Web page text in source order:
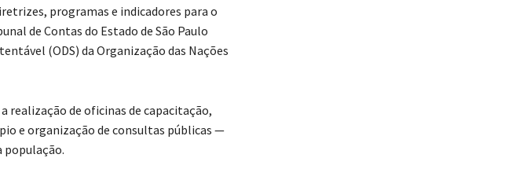
programas e indicadores para o
de Contas do Estado de São Paulo
(ODS) da Organização das Nações
realização de oficinas de capacitação,
e organização de consultas públicas —
população.